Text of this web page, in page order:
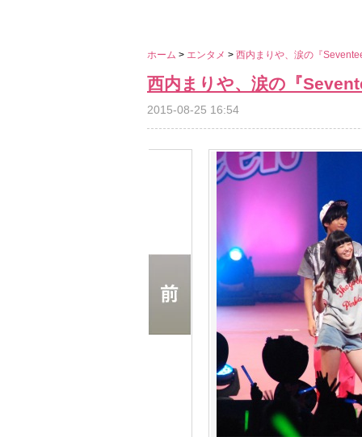
ホーム > エンタメ > 西内まりや、涙の『
西内まりや、涙の『
2015-08-25 16:54